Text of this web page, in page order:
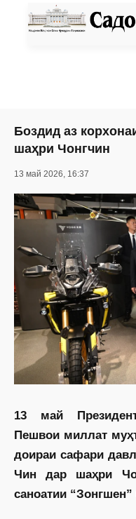
Боздид аз
шаҳри Чонгчин
13 май 2026, 16:37
13 май
Пешвои миллат
доираи сафари
Чин дар шаҳри
саноатии